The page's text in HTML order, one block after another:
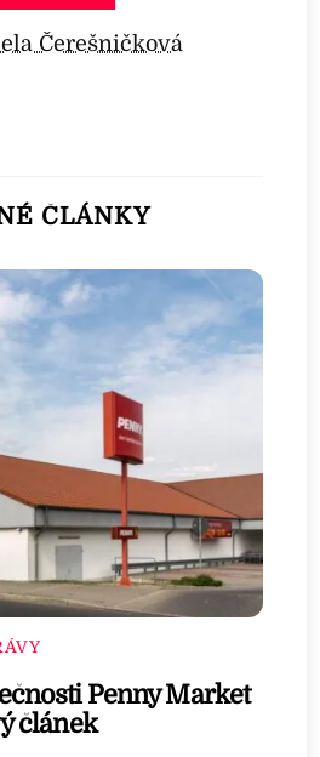
Čerešničková
ČLÁNKY
Penny Market
článek